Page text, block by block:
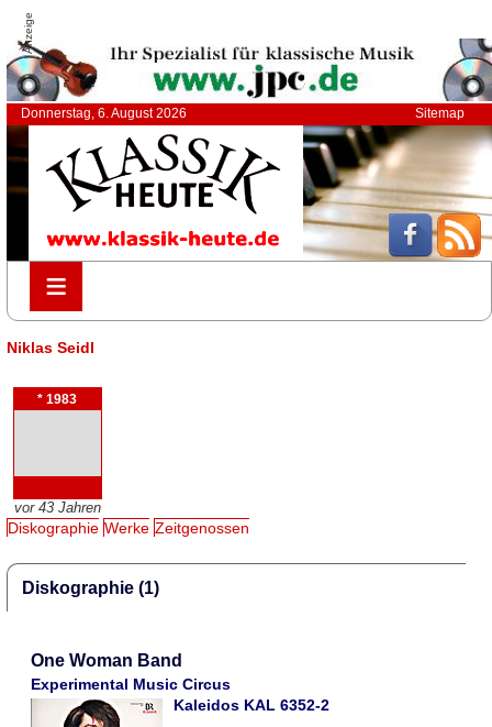
Anzeige
Donnerstag, 6. August 2026 Sitemap
≡
≡
Niklas Seidl
* 1983
vor 43 Jahren
Diskographie Werke Zeitgenossen
Diskographie (1)
One Woman Band
Experimental Music Circus
Kaleidos KAL 6352-2